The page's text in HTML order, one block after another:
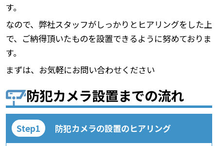
す。
なので、弊社スタッフがしっかりとヒアリングをした上
で、ご納得頂いたものを設置できるように努めておりま
す。
まずは、お気軽にお問い合わせください
防犯カメラ設置までの流れ
防犯カメラの設置のヒアリング